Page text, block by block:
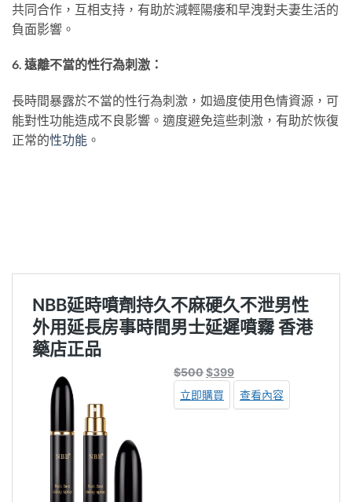
共同合作，互相支持，有助於減輕陽痿和早洩對夫妻生活的
負面影響。
6. 遠離不當的性行為刺激：
長時間暴露於不當的性行為刺激，如過度使用色情資源，可
能對性功能造成不良影響。適度避免這些刺激，有助於恢復
正常的性功能 。